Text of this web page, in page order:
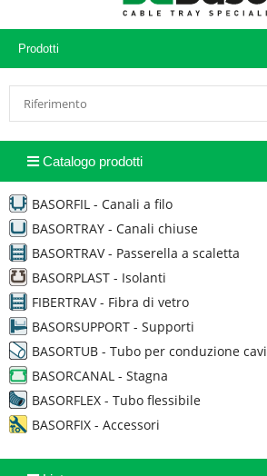
Prodotti
Catalogo prodotti
BASORFIL - Canali a filo
BASORTRAY - Canali chiuse
BASORTRAV - Passerella a scaletta
BASORPLAST - Isolanti
FIBERTRAV - Fibra di vetro
BASORSUPPORT - Supporti
BASORTUB - Tubo per conduzione cavi
BASORCANAL - Stagna
BASORFLEX - Tubo flessibile
BASORFIX - Accessori